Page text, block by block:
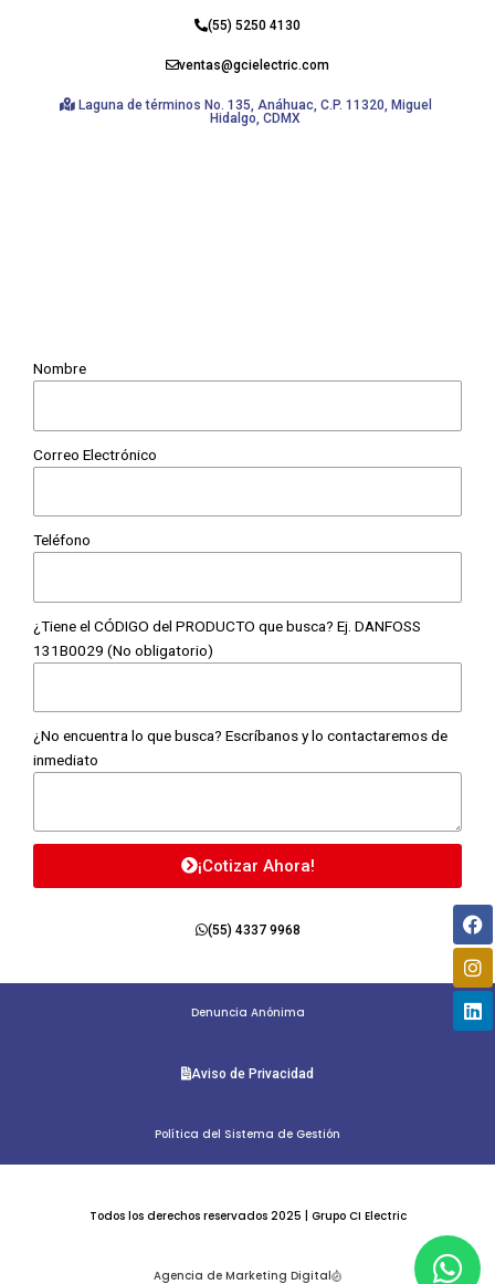
(55) 5250 4130
ventas@gcielectric.com
Laguna de términos No. 135, Anáhuac, C.P. 11320, Miguel
Hidalgo, CDMX
Nombre
Correo Electrónico
Teléfono
¿Tiene el CÓDIGO del PRODUCTO que busca? Ej. DANFOSS
131B0029 (No obligatorio)
¿No encuentra lo que busca? Escríbanos y lo contactaremos de
inmediato
¡Cotizar Ahora!
(55) 4337 9968
Denuncia Anónima
Aviso de Privacidad
Política del Sistema de Gestión
Todos los derechos reservados 2025 | Grupo CI Electric
Agencia de Marketing Digital